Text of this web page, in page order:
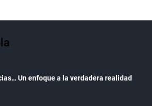
Un enfoque a la verdadera realidad